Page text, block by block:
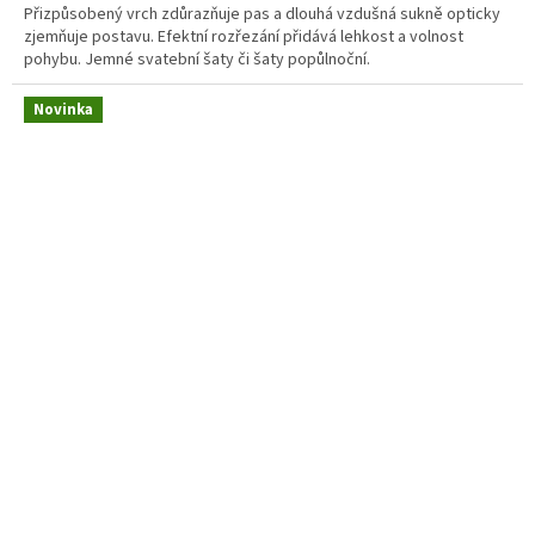
Přizpůsobený vrch zdůrazňuje pas a dlouhá vzdušná sukně opticky
zjemňuje postavu. Efektní rozřezání přidává lehkost a volnost
pohybu. Jemné svatební šaty či šaty popůlnoční.
Novinka